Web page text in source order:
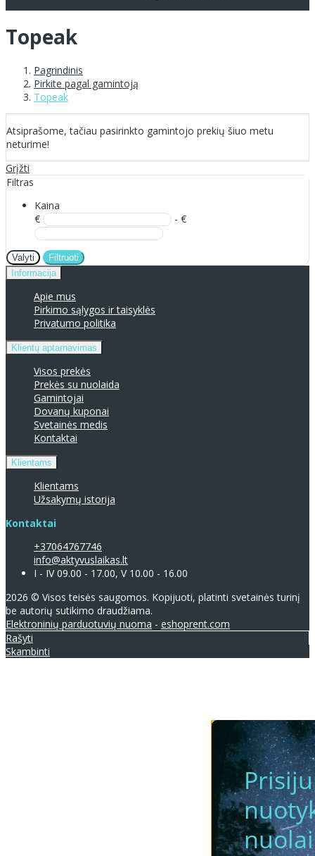
Topeak
Pagrindinis
Pirkite pagal gamintoją
Topeak
Atsiprašome, tačiau pasirinkto gamintojo prekių šiuo metu
neturime!
Grįžti
Filtras
Kaina
€
- €
Valyti
Filtruoti
Informacija
Apie mus
Pirkimo sąlygos ir taisyklės
Privatumo politika
Klientų aptarnavimas
Visos prekės
Prekės su nuolaida
Gamintojai
Dovanų kuponai
Svetainės medis
Kontaktai
Klientams
Klientams
Užsakymų istorija
Kontaktai
+37064767746
info@aktyvuslaikas.lt
I - IV 09.00 - 17.00, V 10.00 - 16.00
2026 © Visos teisės saugomos. Kopijuoti, platinti svetainės turinį
be autorių sutikimo draudžiama.
Elektroninių parduotuvių nuoma - eshoprent.com
Rašyti
Skambinti